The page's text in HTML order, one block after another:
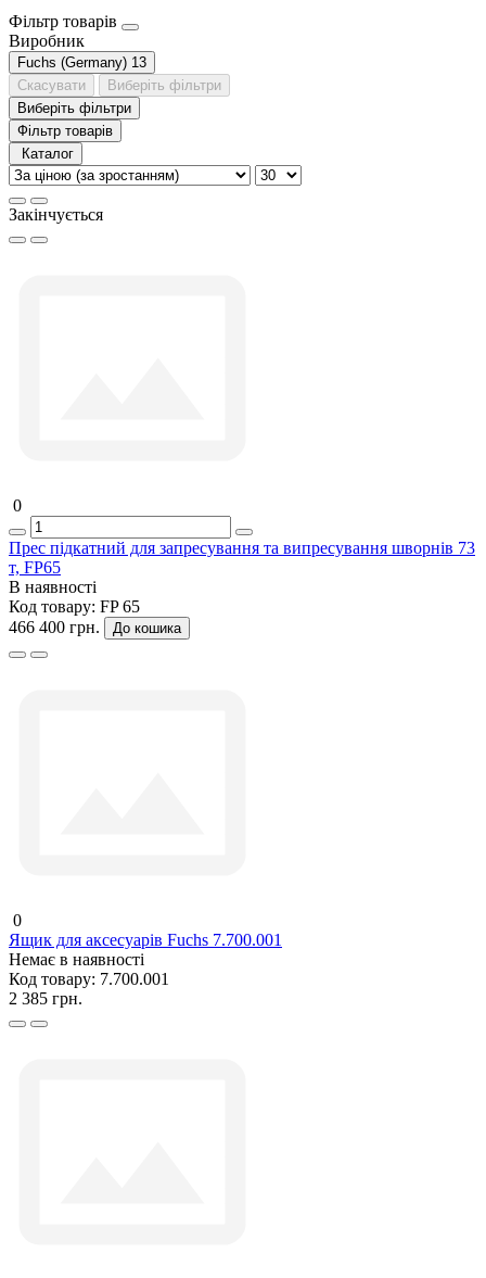
Фільтр товарів
Виробник
Fuchs (Germany) 13
Скасувати
Виберіть фільтри
Виберіть фільтри
Фільтр товарів
Каталог
Закінчується
0
Прес підкатний для запресування та випресування шворнів 73
т, FP65
В наявності
Код товару: FP 65
466 400 грн.
До кошика
0
Ящик для аксесуарів Fuchs 7.700.001
Немає в наявності
Код товару: 7.700.001
2 385 грн.